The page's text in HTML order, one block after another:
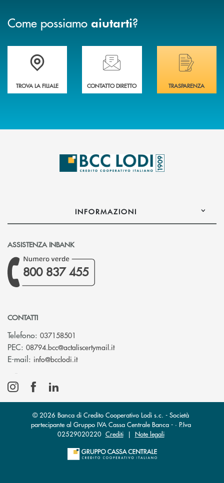
Come possiamo aiutarti?
Trova la filiale più vicina a Te
TROVA LA FILIALE
Hai bisogno di assistenza immediata?
CONTATTO DIRETTO
Hai bisogno di
TRASPARENZA
INFORMAZIONI
ASSISTENZA INBANK
800 837 455
CONTATTI
Telefono: 037158501
PEC: 08794.bcc@actaliscertymail.it(si apre l’app di posta
E-mail: info@bcclodi.it(si apre l’app di posta elettronica)
© 2026 Banca di Credito Cooperativo Lodi s.c. - Società
partecipante al Gruppo IVA Cassa Centrale Banca - · P.Iva
02529020220 Crediti| Note legali